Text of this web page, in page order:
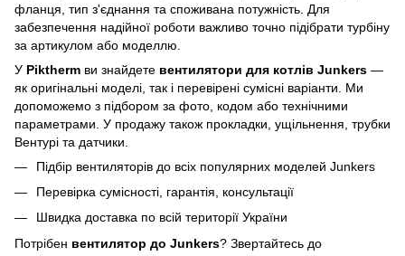
фланця, тип з'єднання та споживана потужність. Для
забезпечення надійної роботи важливо точно підібрати турбіну
за артикулом або моделлю.
У Piktherm ви знайдете вентилятори для котлів Junkers —
як оригінальні моделі, так і перевірені сумісні варіанти. Ми
допоможемо з підбором за фото, кодом або технічними
параметрами. У продажу також прокладки, ущільнення, трубки
Вентурі та датчики.
Підбір вентиляторів до всіх популярних моделей Junkers
Перевірка сумісності, гарантія, консультації
Швидка доставка по всій території України
Потрібен вентилятор до Junkers? Звертайтесь до